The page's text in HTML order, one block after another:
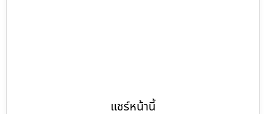
แชร์หน้านี้